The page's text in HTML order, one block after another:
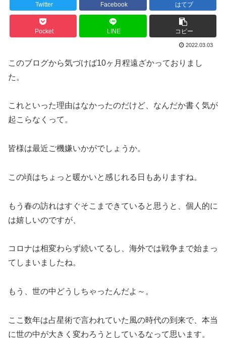
Twitter Facebook はてブ
Pocket LINE コピー
2022.03.03
このブログから気づけば10ヶ月程遠ざかっておりまし
た。
これといった理由はなかったのだけど、なんだか書く気が
起こらなくって。
皆様は最近ご機嫌いかがでしょうか。
この頃はちょっと暖かいと感じれる日もありますね。
もう春の訪れはすぐそこまできていると思うと、個人的に
は嬉しいのですが、
コロナは相変わらず続いてるし、海外では戦争まで始まっ
てしまいましたね。
もう、世の中どうしちゃったんだよ～。
ここ数年は占星術で言われていた風の時代の到来で、本当
に世の中が大きく変わろうとしているなって思います。